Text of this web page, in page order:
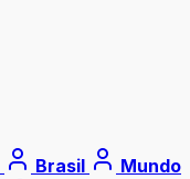
Brasil
Mundo